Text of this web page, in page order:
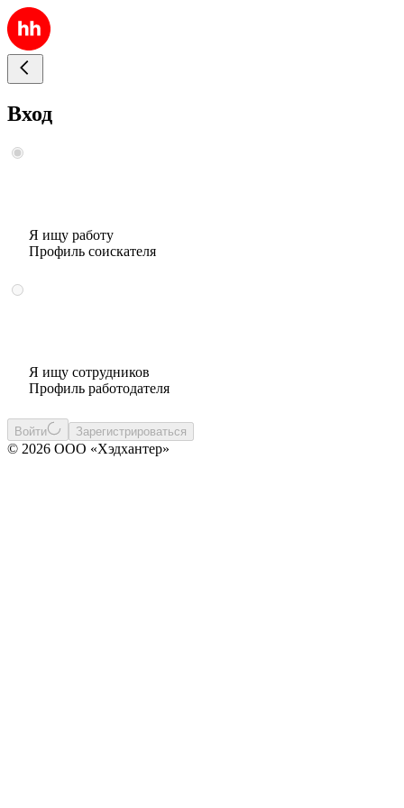
Вход
Я ищу работу
Профиль соискателя
Я ищу сотрудников
Профиль работодателя
Войти Зарегистрироваться
© 2026 ООО «Хэдхантер»